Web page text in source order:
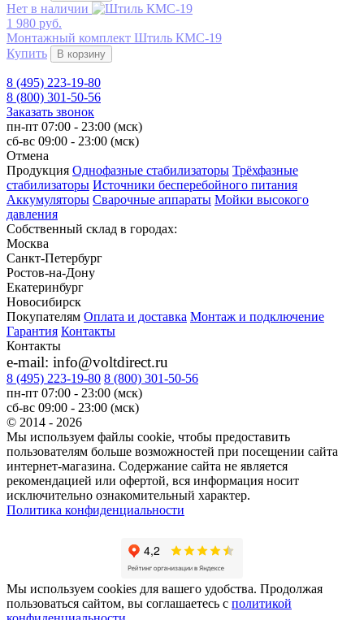
Нет в наличии
1 980 руб.
Монтажный комплект Штиль КМС-19
Купить
В корзину
8 (495) 223-19-80
8 (800) 301-50-56
Заказать звонок
пн-пт 07:00 - 23:00 (мск)
сб-вс 09:00 - 23:00 (мск)
Отмена
Продукция Однофазные стабилизаторы Трёхфазные
стабилизаторы Источники бесперебойного питания
Аккумуляторы Сварочные аппараты Мойки высокого
давления
Собственный склад в городах:
Москва
Санкт-Петербург
Ростов-на-Дону
Екатеринбург
Новосибирск
Покупателям Оплата и доставка Монтаж и подключение
Гарантия Контакты
Контакты
e-mail: info@voltdirect.ru
8 (495) 223-19-80 8 (800) 301-50-56
пн-пт 07:00 - 23:00 (мск)
сб-вс 09:00 - 23:00 (мск)
© 2014 - 2026
Мы используем файлы cookie, чтобы предоставить
пользователям больше возможностей при посещении сайта
интернет-магазина. Содержание сайта не является
рекомендацией или офертой, вся информация носит
исключительно ознакомительный характер.
Политика конфиденциальности
Мы используем cookies для вашего удобства. Продолжая
пользоваться сайтом, вы соглашаетесь с политикой